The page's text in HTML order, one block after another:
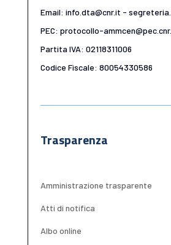
Email: info.dta@cnr.it -
PEC: protocollo-
Partita IVA: 02118311006
Codice Fiscale: 80054330586
Trasparenza
Amministrazione trasparente
Atti di notifica
Albo online